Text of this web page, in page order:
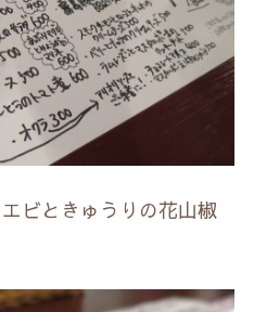
ビときゅうりの花山椒